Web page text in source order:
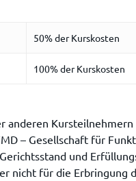
50% der Kurskosten
100% der Kurskosten
– Gesellschaft für
und
nicht für die Erbringung